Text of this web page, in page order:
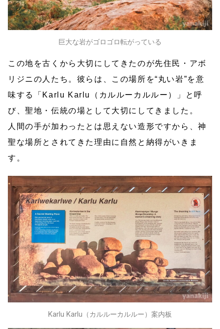
巨大な岩がゴロゴロ転がっている
この地を古くから大切にしてきたのが先住民・アボ
リジニの人たち。彼らは、この場所を“丸い岩”を意
味する「Karlu Karlu（カルルーカルルー）」と呼
び、聖地・伝統の場として大切にしてきました。
人間の手が加わったとは思えない造形ですから、神
聖な場所とされてきた理由に自然と納得がいきま
す。
Karlu Karlu（カルルーカルルー）案内板